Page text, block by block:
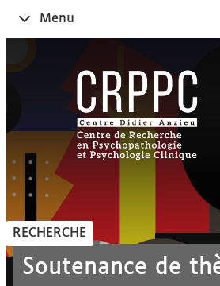
Ouvrir
le
Menu
RECHERCHE
Soutenance de